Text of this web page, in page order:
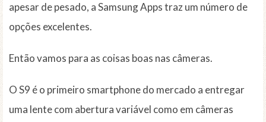
apesar de pesado, a Samsung Apps traz um número de
opções excelentes.
Então vamos para as coisas boas nas câmeras.
O S9 é o primeiro smartphone do mercado a entregar
uma lente com abertura variável como em câmeras